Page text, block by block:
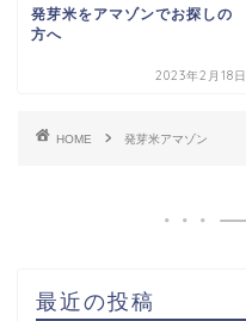
発芽米をアマゾンでお探しの
方へ
2023年2月18日
HOME 発芽米アマゾン
最近の投稿